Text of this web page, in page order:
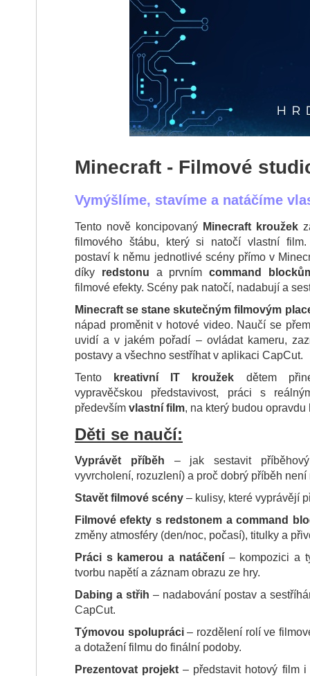
Minecraft - Filmové
Vymýšlíme, stavíme a natáčíme
Tento nově koncipovaný Minecraft kroužek
filmového štábu, který si natočí vlastní
postaví k němu jednotlivé scény přímo v
díky redstonu a prvnímcommand
filmové efekty. Scény pak natočí, nadabují a
Minecraft se stane skutečným filmovým
nápad proměnit v hotové video. Naučí se
uvidí a v jakém pořadí – ovládat kameru,
postavy a všechno sestříhat v aplikaci CapCut.
Tento
kreativní IT kroužek dětem
vypravěčskou představivost, práci s
především vlastní film, na který budou opravdu
Děti se naučí:
Vyprávět příběh – jak sestavit
vyvrcholení, rozuzlení) a proč dobrý příběh není
Stavět filmové scény – kulisy, které vyprávějí
Filmové efekty s redstonem a command
změny atmosféry (den/noc, počasí), titulky a
Práci s kamerou a natáčení– kompozici a
tvorbu napětí a záznam obrazu ze hry.
Dabing a střih – nadabování postav a
CapCut.
Týmovou spolupráci– rozdělení rolí ve
a dotažení filmu do finální podoby.
Prezentovat projekt – představit hotový film